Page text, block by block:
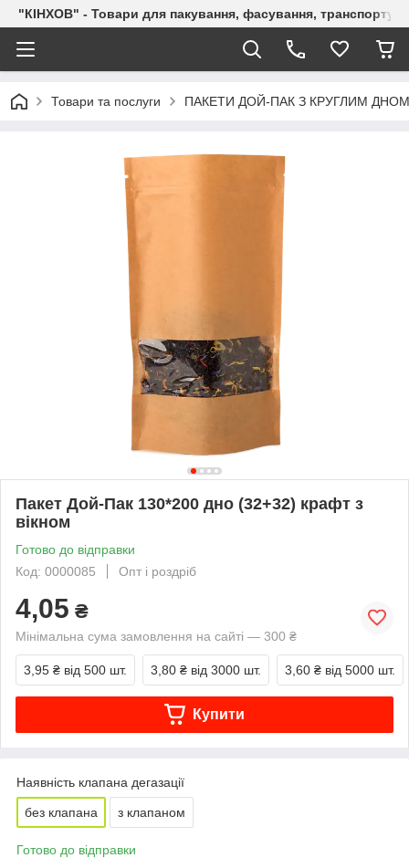
"КІНХОВ" - Товари для пакування, фасування,
Товари та послуги ПАКЕТИ ДОЙ-ПАК З КРУГЛИМ ДНОМ
Пакет Дой-Пак 130*200 дно (32+32) крафт з
вікном
Готово до відправки
Код: 0000085
Опт і роздріб
4,05 ₴
Мінімальна сума замовлення на сайті — 300 ₴
3,95 ₴ від 500 шт. 3,80 ₴ від 3000 шт. 3,60 ₴ від 5000 шт.
Купити
Наявність клапана дегазації
без клапана з клапаном
Готово до відправки